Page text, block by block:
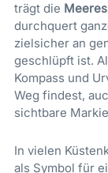
trägt die
durchquert
zielsicher an
geschlüpft ist.
Kompass und
Weg findest,
sichtbare
In vielen
als Symbol für